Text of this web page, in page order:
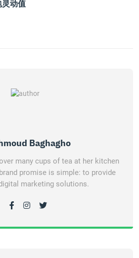
灵动值
Baghagho
many cups of tea at her kitchen
promise is simple: to provide
marketing solutions.